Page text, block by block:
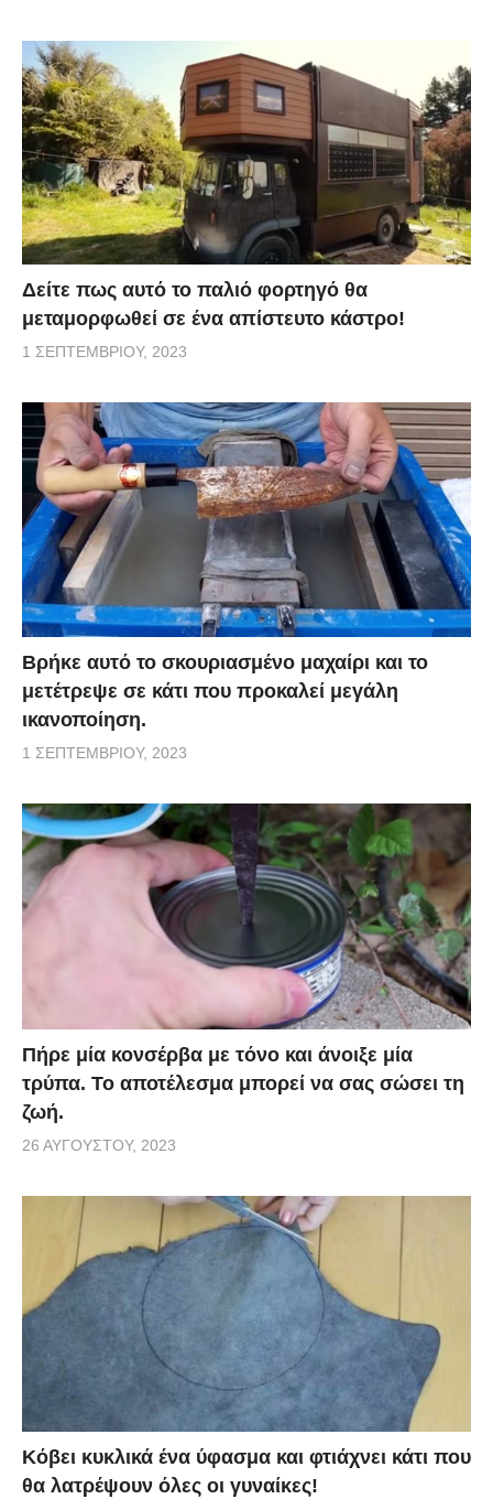
Δείτε πως αυτό το παλιό φορτηγό θα
μεταμορφωθεί σε ένα απίστευτο κάστρο!
1 ΣΕΠΤΕΜΒΡΊΟΥ, 2023
Βρήκε αυτό το σκουριασμένο μαχαίρι και το
μετέτρεψε σε κάτι που προκαλεί μεγάλη
ικανοποίηση.
1 ΣΕΠΤΕΜΒΡΊΟΥ, 2023
Πήρε μία κονσέρβα με τόνο και άνοιξε μία
τρύπα. Το αποτέλεσμα μπορεί να σας σώσει τη
ζωή.
26 ΑΥΓΟΎΣΤΟΥ, 2023
Κόβει κυκλικά ένα ύφασμα και φτιάχνει κάτι που
θα λατρέψουν όλες οι γυναίκες!